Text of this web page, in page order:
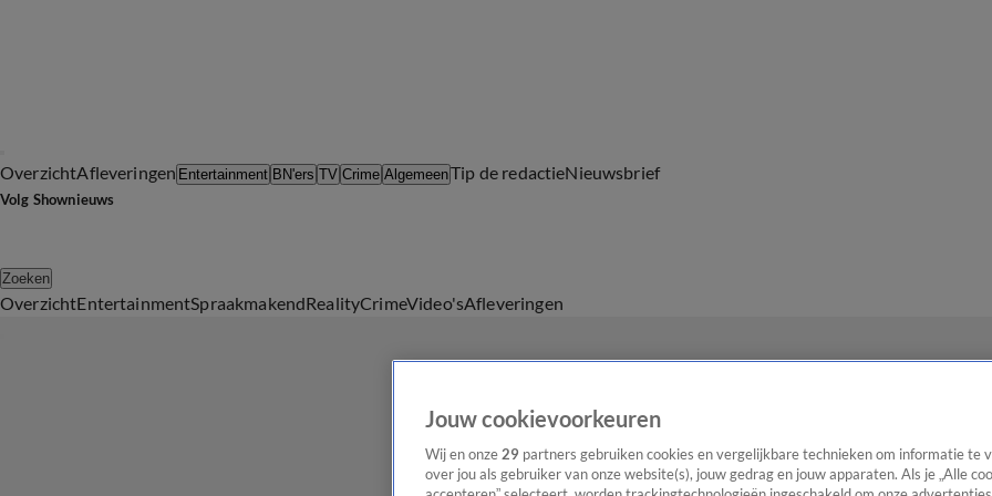
OverzichtAfleveringen Entertainment BN'ers TV Crime AlgemeenTip de redactieNieuwsbrief
Volg Shownieuws
Zoeken
OverzichtEntertainmentSpraakmakendRealityCrimeVideo'sAfleveringen
Jouw cookievoorkeuren
Wij en onze 29 partners gebruiken cookies en vergelijkbare technieken om informatie te
over jou als gebruiker van onze website(s), jouw gedrag en jouw apparaten. Als je „Alle